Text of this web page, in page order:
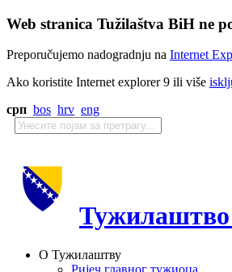
Web stranica Tužilaštva BiH ne
Preporučujemo nadogradnju na Internet
Ako koristite Internet explorer 9 ili više
срп bos hrv eng
Тужилаштво
О Тужилаштву